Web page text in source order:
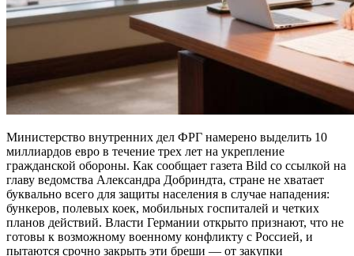
Министерство внутренних дел ФРГ намерено выделить 10
миллиардов евро в течение трех лет на укрепление
гражданской обороны. Как сообщает газета Bild со ссылкой на
главу ведомства Александра Добриндта, стране не хватает
буквально всего для защиты населения в случае нападения:
бункеров, полевых коек, мобильных госпиталей и четких
планов действий. Власти Германии открыто признают, что не
готовы к возможному военному конфликту с Россией, и
пытаются срочно закрыть эти бреши — от закупки